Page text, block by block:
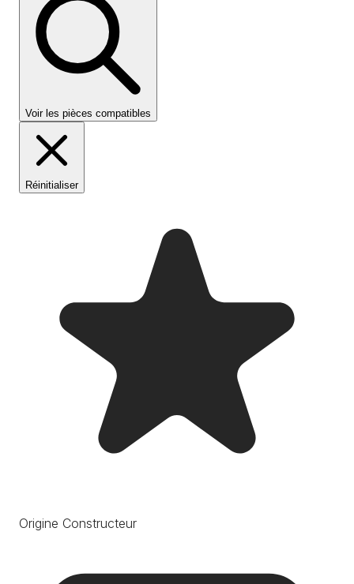
Voir les pièces compatibles
Réinitialiser
Origine Constructeur